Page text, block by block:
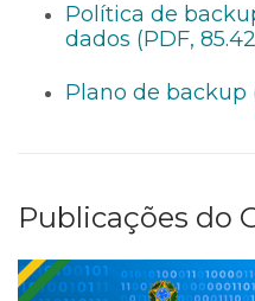
Política de
dados (PDF,
Plano de backup
Publicações do